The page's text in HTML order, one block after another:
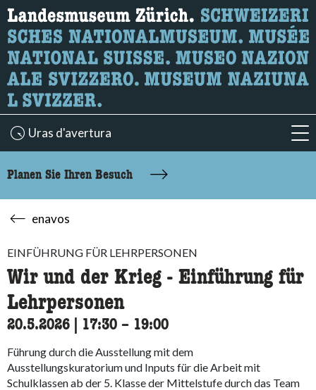
Wonach suchen Sie?
Hier können Sie nach Inhalten der Seite suchen.
Uras d'avertura
Planen Sie Ihren Besuch
enavos
EINFÜHRUNG FÜR LEHRPERSONEN
Wir und der Krieg - Einführung für
Lehrpersonen
20.5.2026 17:30 accessibility.time_to
– 19:00
Führung durch die Ausstellung mit dem
Ausstellungskuratorium und Inputs für die Arbeit mit
Schulklassen ab der 5. Klasse der Mittelstufe durch das Team